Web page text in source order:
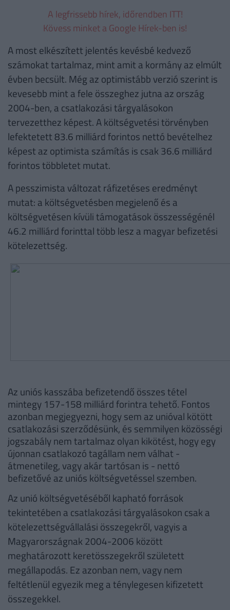
A legfrissebb hírek, időrendben ITT!
Kövess minket a Google Hírek-ben is!
A most elkészített jelentés kevésbé kedvező
számokat tartalmaz, mint amit a kormány az elmúlt
évben becsült. Még az optimistább verzió szerint is
kevesebb mint a fele összeghez jutna az ország
2004-ben, a csatlakozási tárgyalásokon
tervezetthez képest. A költségvetési törvényben
lefektetett 83.6 milliárd forintos nettó bevételhez
képest az optimista számítás is csak 36.6 milliárd
forintos többletet mutat.
A pesszimista változat ráfizetéses eredményt
mutat: a költségvetésben megjelenő és a
költségvetésen kívüli támogatások összességénél
46.2 milliárd forinttal több lesz a magyar befizetési
kötelezettség.
Az uniós kasszába befizetendő összes tétel
mintegy 157-158 milliárd forintra tehető. Fontos
azonban megjegyezni, hogy sem az unióval kötött
csatlakozási szerződésünk, és semmilyen közösségi
jogszabály nem tartalmaz olyan kikötést, hogy egy
újonnan csatlakozó tagállam nem válhat -
átmenetileg, vagy akár tartósan is - nettó
befizetővé az uniós költségvetéssel szemben.
Az unió költségvetéséből kapható források
tekintetében a csatlakozási tárgyalásokon csak a
kötelezettségvállalási összegekről, vagyis a
Magyarországnak 2004-2006 között
meghatározott keretösszegekről született
megállapodás. Ez azonban nem, vagy nem
feltétlenül egyezik meg a ténylegesen kifizetett
összegekkel.